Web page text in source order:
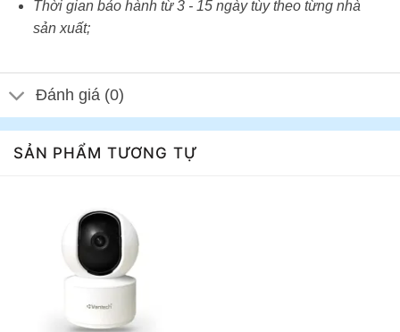
Thời gian bảo hành từ 3 - 15 ngày tùy theo từng nhà
sản xuất;
Đánh giá (0)
SẢN PHẨM TƯƠNG TỰ